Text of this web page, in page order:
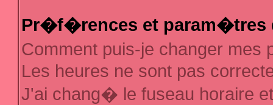
Pr�f�rences et param�tres
Comment puis-je changer
Les heures ne sont pas
J'ai chang� le fuseau horaire